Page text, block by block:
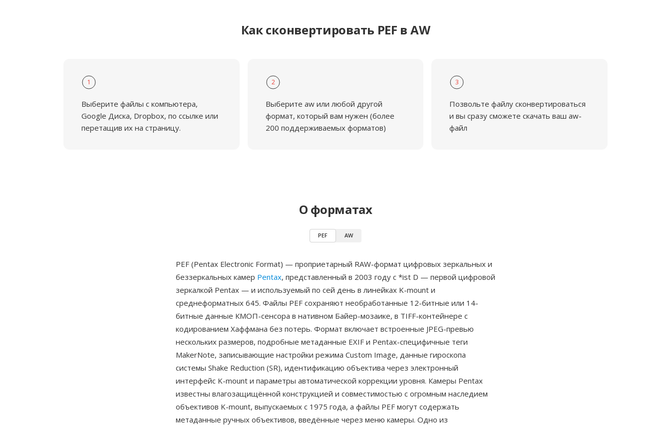
Как сконвертировать PEF в AW
1
Выберите файлы с компьютера,
Google Диска, Dropbox, по ссылке или
перетащив их на страницу.
2
Выберите aw или любой другой
формат, который вам нужен (более
200 поддерживаемых форматов)
3
Позвольте файлу сконвертироваться
и вы сразу сможете скачать ваш aw-
файл
О форматах
PEF AW
PEF (Pentax Electronic Format) — проприетарный RAW-формат цифровых зеркальных и
беззеркальных камер Pentax, представленный в 2003 году с *ist D — первой цифровой
зеркалкой Pentax — и используемый по сей день в линейках K-mount и
среднеформатных 645. Файлы PEF сохраняют необработанные 12-битные или 14-
битные данные КМОП-сенсора в нативном Байер-мозаике, в TIFF-контейнере с
кодированием Хаффмана без потерь. Формат включает встроенные JPEG-превью
нескольких размеров, подробные метаданные EXIF и Pentax-специфичные теги
MakerNote, записывающие настройки режима Custom Image, данные гироскопа
системы Shake Reduction (SR), идентификацию объектива через электронный
интерфейс K-mount и параметры автоматической коррекции уровня. Камеры Pentax
известны влагозащищённой конструкцией и совместимостью с огромным наследием
объективов K-mount, выпускаемых с 1975 года, а файлы PEF могут содержать
метаданные ручных объективов, введённые через меню камеры. Одно из